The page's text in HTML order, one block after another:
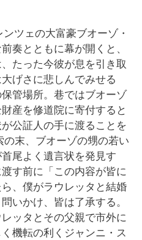
ツェの大富豪ブオーゾ・
奏とともに幕が開くと、
たった今彼が息を引き取
げさに悲しんでみせる
管場所。巷ではブオーゾ
産を修道院に寄付すると
公証人の手に渡ることを
末、ブオーゾの甥の若い
尾よく遺言状を発見す
す前に「この内容が皆に
、僕がラウレッタと結婚
いかけ、皆は了承する。
ッタとその父親で市外に
機転の利くジャンニ・ス